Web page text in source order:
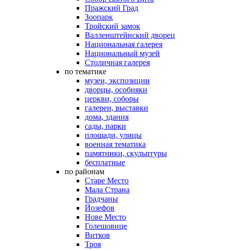
Пражский Град
Зоопарк
Тройский замок
Валленштейнский дворец
Национальная галерея
Национальный музей
Столичная галерея
по тематике
музеи, экспозиции
дворцы, особняки
церкви, соборы
галереи, выставки
дома, здания
сады, парки
площади, улицы
военная тематика
памятники, скульптуры
бесплатные
по районам
Старе Место
Мала Страна
Градчаны
Йозефов
Нове Место
Голешовице
Витков
Троя